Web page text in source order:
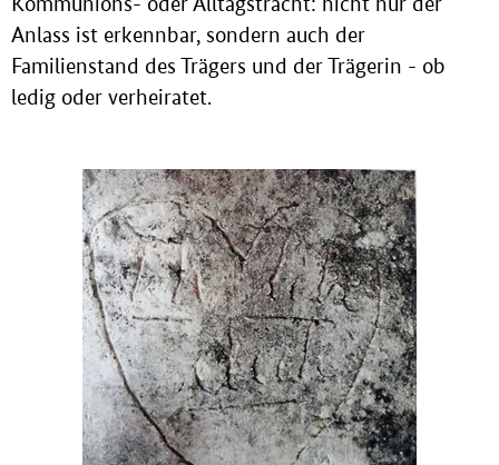
Anlass ist erkennbar, sondern auch der
Familienstand des Trägers und der Trägerin - ob
ledig oder verheiratet.